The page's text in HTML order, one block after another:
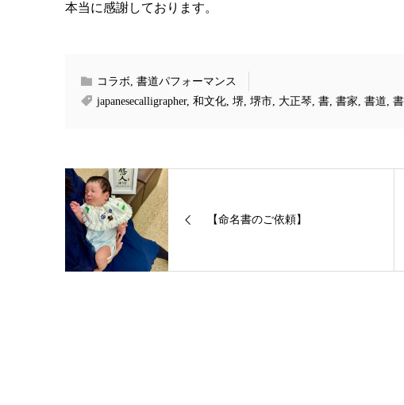
本当に感謝しております。
コラボ 書道パフォーマンス
japanesecalligrapher, 和文化 堺 堺市 大正琴 書 書家 書道
【命名書のご依頼】